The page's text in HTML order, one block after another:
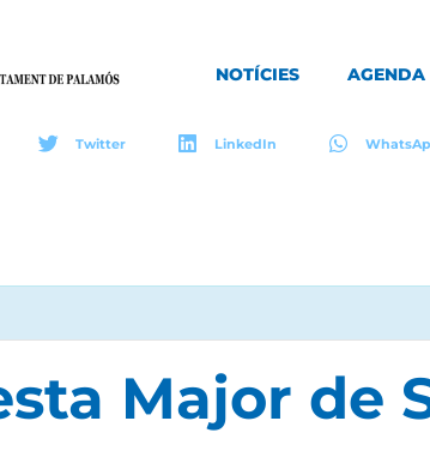
NOTÍCIES AGENDA
Twitter LinkedIn
Major de